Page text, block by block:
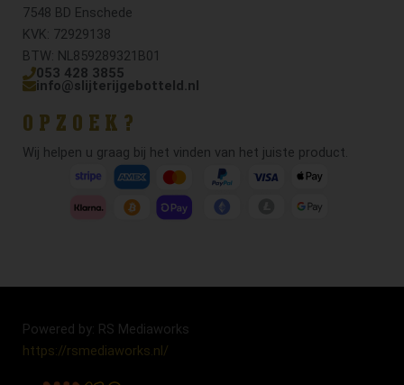
7548 BD Enschede
KVK: 72929138
BTW: NL859289321B01
053 428 3855
info@slijterijgebotteld.nl
OPZOEK?
Wij helpen u graag bij het vinden van het juiste product.
Powered by: RS Mediaworks
https://rsmediaworks.nl/